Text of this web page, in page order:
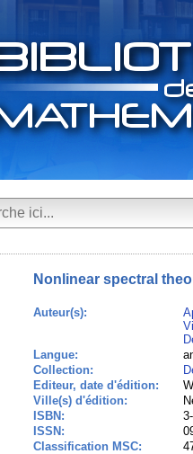
Nonlinear spectral
Auteur(s):
Langue:
Collection:
Editeur, date d'édition:
Ville(s) d'édition:
ISBN:
ISSN:
Classification MSC: